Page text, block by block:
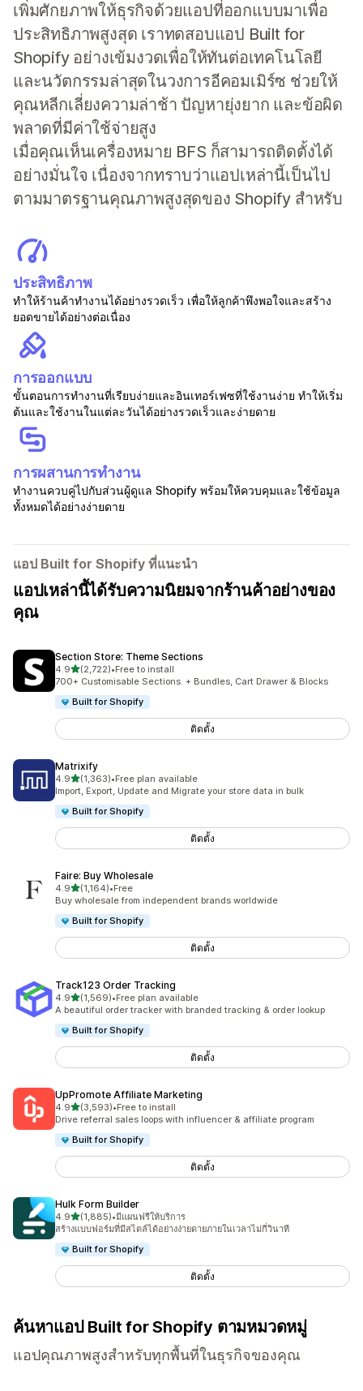
เพิ่มศักยภาพให้ธุรกิจด้วยแอปที่ออกแบบมาเพื่อ
ประสิทธิภาพสูงสุด เราทดสอบแอป Built for
Shopify อย่างเข้มงวดเพื่อให้ทันต่อเทคโนโลยี
และนวัตกรรมล่าสุดในวงการอีคอมเมิร์ซ ช่วยให้
คุณหลีกเลี่ยงความล่าช้า ปัญหายุ่งยาก และข้อผิด
พลาดที่มีค่าใช้จ่ายสูง
เมื่อคุณเห็นเครื่องหมาย BFS ก็สามารถติดตั้งได้
อย่างมั่นใจ เนื่องจากทราบว่าแอปเหล่านี้เป็นไป
ตามมาตรฐานคุณภาพสูงสุดของ Shopify สำหรับ
ประสิทธิภาพ
ทำให้ร้านค้าทำงานได้อย่างรวดเร็ว เพื่อให้ลูกค้าพึงพอใจและสร้าง
ยอดขายได้อย่างต่อเนื่อง
การออกแบบ
ขั้นตอนการทำงานที่เรียบง่ายและอินเทอร์เฟซที่ใช้งานง่าย ทำให้เริ่ม
ต้นและใช้งานในแต่ละวันได้อย่างรวดเร็วและง่ายดาย
การผสานการทำงาน
ทำงานควบคู่ไปกับส่วนผู้ดูแล Shopify พร้อมให้ควบคุมและใช้ข้อมูล
ทั้งหมดได้อย่างง่ายดาย
แอป Built for Shopify ที่แนะนำ
แอปเหล่านี้ได้รับความนิยมจากร้านค้าอย่างของ
คุณ
Section Store: Theme Sections
4.9เต็ม 5 ดาว
(2,722)
ทั้งหมด 2722 รีวิว
•Free to install
700+ Customisable Sections. + Bundles, Cart Drawer & Blocks
Built for Shopify
ติดตั้ง
Matrixify
4.9เต็ม 5 ดาว
(1,363)
ทั้งหมด 1363 รีวิว
•Free plan available
Import, Export, Update and Migrate your store data in bulk
Built for Shopify
ติดตั้ง
Faire: Buy Wholesale
4.9เต็ม 5 ดาว
(1,164)
ทั้งหมด 1164 รีวิว
•Free
Buy wholesale from independent brands worldwide
Built for Shopify
ติดตั้ง
Track123 Order Tracking
4.9เต็ม 5 ดาว
(1,569)
ทั้งหมด 1569 รีวิว
•Free plan available
A beautiful order tracker with branded tracking & order lookup
Built for Shopify
ติดตั้ง
UpPromote Affiliate Marketing
4.9เต็ม 5 ดาว
(3,593)
ทั้งหมด 3593 รีวิว
•Free to install
Drive referral sales loops with influencer & affiliate program
Built for Shopify
ติดตั้ง
Hulk Form Builder
4.9เต็ม 5 ดาว
(1,885)
ทั้งหมด 1885 รีวิว
•มีแผนฟรีให้บริการ
สร้างแบบฟอร์มที่มีสไตล์ได้อย่างง่ายดายภายในเวลาไม่กี่วินาที
Built for Shopify
ติดตั้ง
ค้นหาแอป Built for Shopify ตามหมวดหมู่
แอปคุณภาพสูงสำหรับทุกพื้นที่ในธุรกิจของคุณ